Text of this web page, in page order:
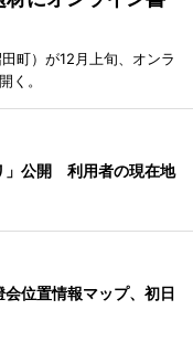
町）が12月上旬、オンラ
く。
」公開 利用者の現在地
会位置情報マップ、初日